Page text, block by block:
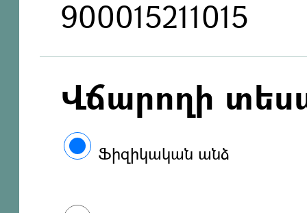
900015211015
Վճարողի
Ֆիզիկական անձ